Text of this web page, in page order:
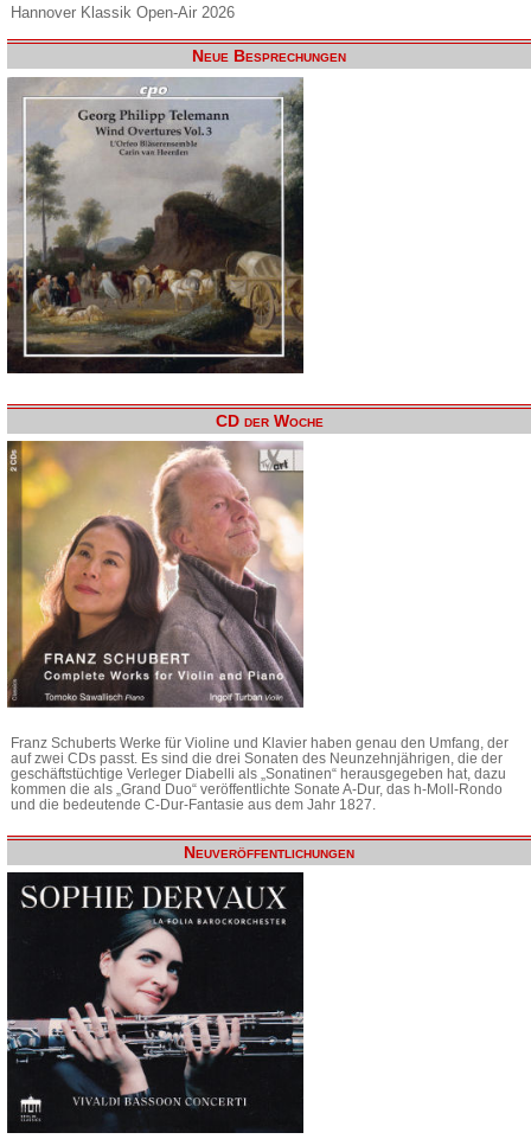
Hannover Klassik Open-Air 2026
Neue Besprechungen
CD der Woche
Franz Schuberts Werke für Violine und Klavier haben genau den Umfang, der
auf zwei CDs passt. Es sind die drei Sonaten des Neunzehnjährigen, die der
geschäftstüchtige Verleger Diabelli als „Sonatinen“ herausgegeben hat, dazu
kommen die als „Grand Duo“ veröffentlichte Sonate A-Dur, das h-Moll-Rondo
und die bedeutende C-Dur-Fantasie aus dem Jahr 1827.
Neuveröffentlichungen